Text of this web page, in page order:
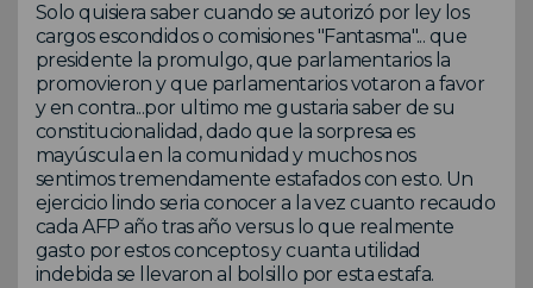
Solo quisiera saber cuando se autorizó por ley los
cargos escondidos o comisiones "Fantasma"... que
presidente la promulgo, que parlamentarios la
promovieron y que parlamentarios votaron a favor
y en contra...por ultimo me gustaria saber de su
constitucionalidad, dado que la sorpresa es
mayúscula en la comunidad y muchos nos
sentimos tremendamente estafados con esto. Un
ejercicio lindo seria conocer a la vez cuanto recaudo
cada AFP año tras año versus lo que realmente
gasto por estos conceptos y cuanta utilidad
indebida se llevaron al bolsillo por esta estafa.